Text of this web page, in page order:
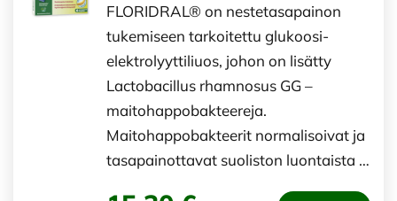
FLORIDRAL® on nestetasapainon
tukemiseen tarkoitettu glukoosi-
elektrolyyttiliuos, johon on lisätty
Lactobacillus rhamnosus GG –
maitohappobakteereja.
Maitohappobakteerit normalisoivat ja
tasapainottavat suoliston luontaista …